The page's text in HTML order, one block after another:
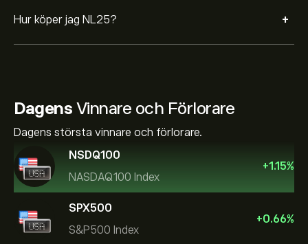
Hur köper jag NL25? +
Dagens Vinnare och Förlorare
Dagens största vinnare och förlorare.
NSDQ100
NASDAQ100 Index
+1.15%
SPX500
S&P500 Index
+0.66%